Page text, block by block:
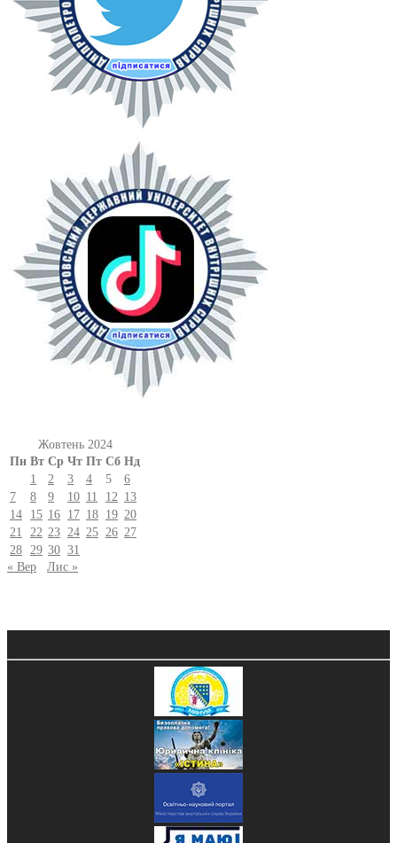
Жовтень 2024
Пн Вт Ср Чт Пт Сб Нд
1
2 3 4 5
6
7
8 9 10 11 12 13
14
15 16 17 18 19 20
21
22 23 24 25 26 27
28 29 30 31
« Вер
Лис »